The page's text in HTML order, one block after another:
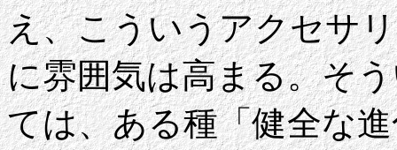
え、こういうアクセサ
に雰囲気は高まる。そ
ては、ある種「健全な